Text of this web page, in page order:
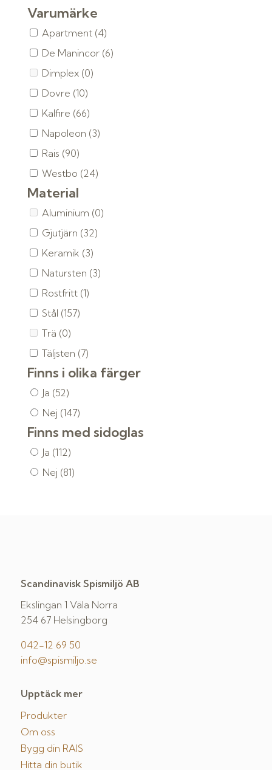
Varumärke
Apartment (4)
De Manincor (6)
Dimplex (0)
Dovre (10)
Kalfire (66)
Napoleon (3)
Rais (90)
Westbo (24)
Material
Aluminium (0)
Gjutjärn (32)
Keramik (3)
Natursten (3)
Rostfritt (1)
Stål (157)
Trä (0)
Täljsten (7)
Finns i olika färger
Ja (52)
Nej (147)
Finns med sidoglas
Ja (112)
Nej (81)
Scandinavisk Spismiljö AB
Ekslingan 1 Väla Norra
254 67 Helsingborg
042-12 69 50
info@spismiljo.se
Upptäck mer
Produkter
Om oss
Bygg din RAIS
Hitta din butik